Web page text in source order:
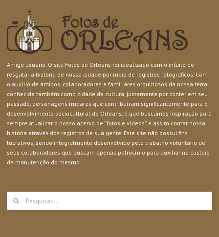
Amigo usuário. O site Fotos de Orleans foi idealizado com o intuito de
resgatar a história de nossa cidade por meio de registros fotográficos. Com
o auxílio de amigos, colaboradores e familiares orgulhosos da nossa terra,
conhecida também como cidade da cultura, justamente por conter em seu
passado, personagens ímpares que contribuíram significantemente para o
desenvolvimento sociocultural de Orleans, é que buscamos inspiração para
sempre atualizar o nosso acervo de “fotos e vídeos” e assim contar nossa
história através dos registros de sua gente. Este site não possui fins
lucrativos, sendo integralmente desenvolvido pelo trabalho voluntário de
seus colaboradores que buscam apenas patrocínio para auxiliar no custeio
da manutenção do mesmo.
Buscar
resultados